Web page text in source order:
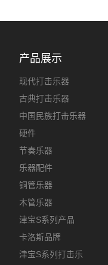
产品展示
现代打击乐器
古典打击乐器
中国民族打击乐器
硬件
节奏乐器
乐器配件
铜管乐器
木管乐器
津宝S系列产品
卡洛斯品牌
津宝S系列打击乐